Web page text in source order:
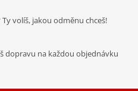
Ty volíš, jakou odměnu chceš!
dopravu na každou objednávku